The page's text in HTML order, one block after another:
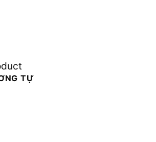
TỰ